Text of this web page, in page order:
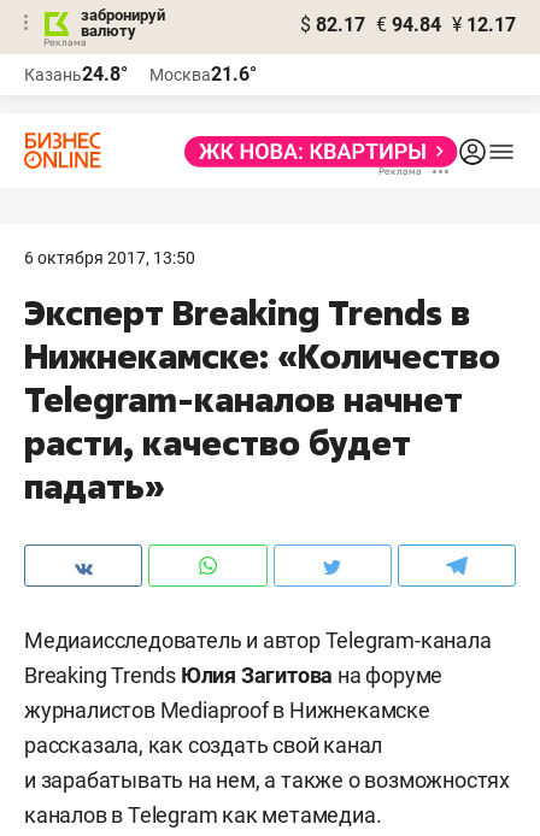
забронируй
валюту
$ 82.17 € 94.84 ¥ 12.17
Казань24.8° Москва21.6°
6 октября 2017, 13:50
Эксперт Breaking Trends в
Нижнекамске: «Количество
Telegram-каналов начнет
расти, качество будет
падать»
Медиаисследователь и автор Telegram-канала
Breaking Trends Юлия Загитова на форуме
журналистов Mediaproof в Нижнекамске
рассказала, как создать свой канал
и зарабатывать на нем, а также о возможностях
каналов в Telegram как метамедиа.